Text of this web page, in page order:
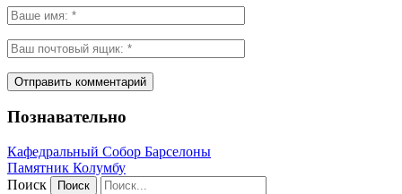
Познавательно
Кафeдрaльный Собор Барселоны
Пaмятник Колумбу
Поиск